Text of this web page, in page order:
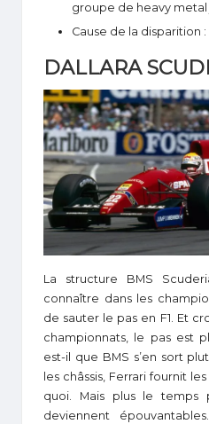
groupe de heavy metal
Cause de la disparition
DALLARA
La structure BMS
connaître dans les
de sauter le pas en F1. Et
championnats, le pas est
est-il que BMS s’en sort
les châssis, Ferrari fournit
quoi. Mais plus le temps
deviennent